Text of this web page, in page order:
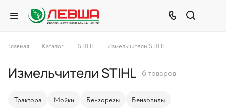
Главная – Каталог – STIHL – Измельчители STIHL
Измельчители STIHL 6 товаров
Трактора Мойки Бензорезы Бензопилы